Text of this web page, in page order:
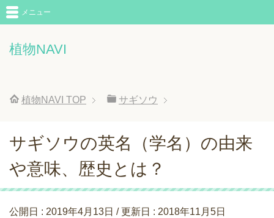
植物NAVI
メニュー
植物NAVI TOP サギソウ
サギソウの英名（学名）の由来
や意味、歴史とは？
公開日 : 2019年4月13日 / 更新日 : 2018年11月5日